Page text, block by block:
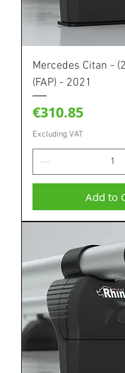
Mercedes Citan -
(FAP) - 2021
Price
€310.85
Excluding VAT
Add to